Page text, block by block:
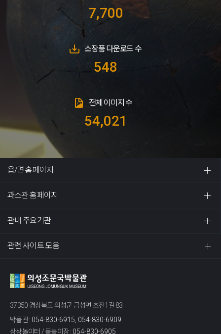
7,700
소장품 다운로드 수
548
전체 이미지 수
54,021
읍/면 홈페이지
과소관 홈페이지
관내 주요기관
관련 사이트 모음
37350 경상북도 의성군 금성면 초전1길 83
박물관 : 054-830-6915, 054-830-6909
상상놀이터 / 물놀이장 : 054-830-6905